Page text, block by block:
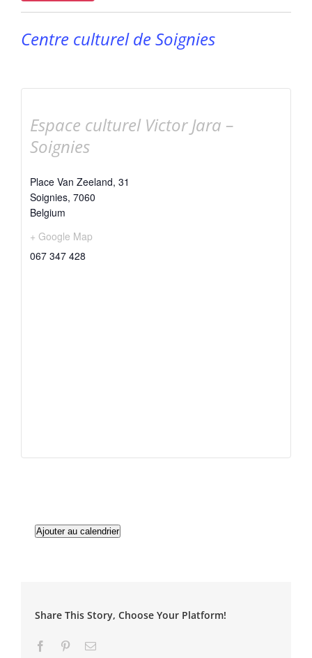
Centre culturel de Soignies
Espace culturel Victor Jara –
Soignies
Place Van Zeeland, 31
Soignies, 7060
Belgium
+ Google Map
067 347 428
Ajouter au calendrier
Share This Story, Choose Your Platform!
FacebookPinterestEmail